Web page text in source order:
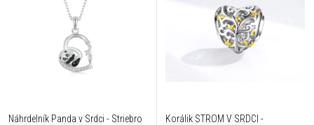
Náhrdelník Panda v Srdci - Striebro
Korálik STROM V SRDCI -